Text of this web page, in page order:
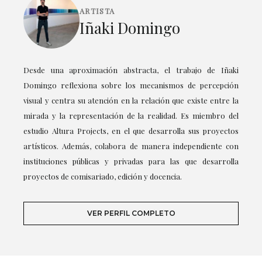
ARTISTA
Iñaki Domingo
Desde una aproximación abstracta, el trabajo de Iñaki
Domingo reflexiona sobre los mecanismos de percepción
visual y centra su atención en la relación que existe entre la
mirada y la representación de la realidad. Es miembro del
estudio Altura Projects, en el que desarrolla sus proyectos
artísticos. Además, colabora de manera independiente con
instituciones públicas y privadas para las que desarrolla
proyectos de comisariado, edición y docencia.
VER PERFIL COMPLETO